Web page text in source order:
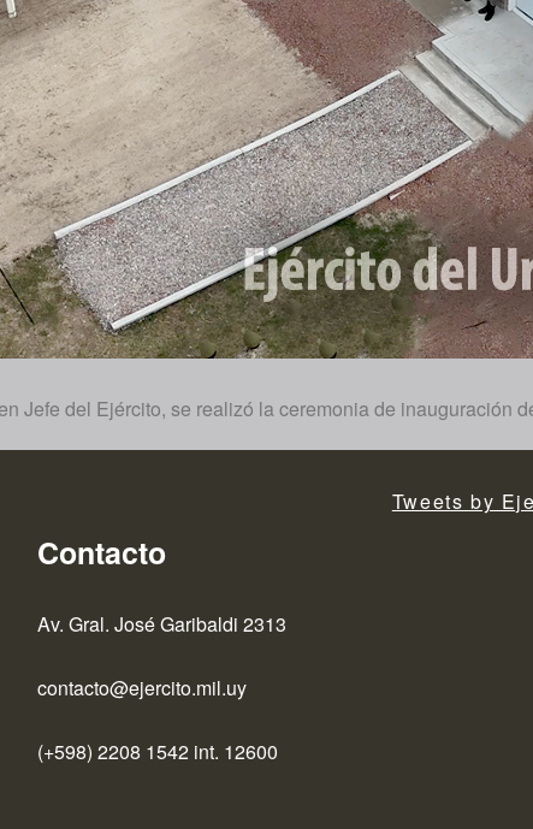
Jefe del Ejército, se realizó la ceremonia de
Contacto
Av. Gral. José Garibaldi 2313
contacto@ejercito.mil.uy
(+598) 2208 1542 int. 12600
Tweets by